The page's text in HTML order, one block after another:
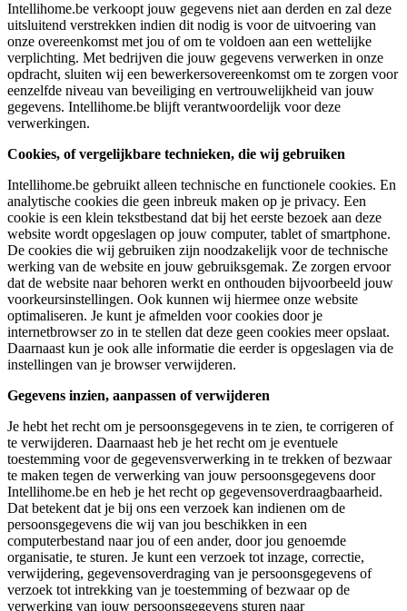
Intellihome.be verkoopt jouw gegevens niet aan derden en zal deze
uitsluitend verstrekken indien dit nodig is voor de uitvoering van
onze overeenkomst met jou of om te voldoen aan een wettelijke
verplichting. Met bedrijven die jouw gegevens verwerken in onze
opdracht, sluiten wij een bewerkersovereenkomst om te zorgen voor
eenzelfde niveau van beveiliging en vertrouwelijkheid van jouw
gegevens. Intellihome.be blijft verantwoordelijk voor deze
verwerkingen.
Cookies, of vergelijkbare technieken, die wij gebruiken
Intellihome.be gebruikt alleen technische en functionele cookies. En
analytische cookies die geen inbreuk maken op je privacy. Een
cookie is een klein tekstbestand dat bij het eerste bezoek aan deze
website wordt opgeslagen op jouw computer, tablet of smartphone.
De cookies die wij gebruiken zijn noodzakelijk voor de technische
werking van de website en jouw gebruiksgemak. Ze zorgen ervoor
dat de website naar behoren werkt en onthouden bijvoorbeeld jouw
voorkeursinstellingen. Ook kunnen wij hiermee onze website
optimaliseren. Je kunt je afmelden voor cookies door je
internetbrowser zo in te stellen dat deze geen cookies meer opslaat.
Daarnaast kun je ook alle informatie die eerder is opgeslagen via de
instellingen van je browser verwijderen.
Gegevens inzien, aanpassen of verwijderen
Je hebt het recht om je persoonsgegevens in te zien, te corrigeren of
te verwijderen. Daarnaast heb je het recht om je eventuele
toestemming voor de gegevensverwerking in te trekken of bezwaar
te maken tegen de verwerking van jouw persoonsgegevens door
Intellihome.be en heb je het recht op gegevensoverdraagbaarheid.
Dat betekent dat je bij ons een verzoek kan indienen om de
persoonsgegevens die wij van jou beschikken in een
computerbestand naar jou of een ander, door jou genoemde
organisatie, te sturen. Je kunt een verzoek tot inzage, correctie,
verwijdering, gegevensoverdraging van je persoonsgegevens of
verzoek tot intrekking van je toestemming of bezwaar op de
verwerking van jouw persoonsgegevens sturen naar